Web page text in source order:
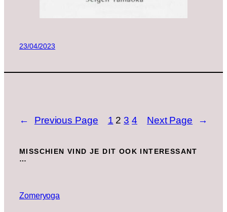
23/04/2023
← Previous Page 1 2 3 4 Next Page →
MISSCHIEN VIND JE DIT OOK INTERESSANT
…
Zomeryoga